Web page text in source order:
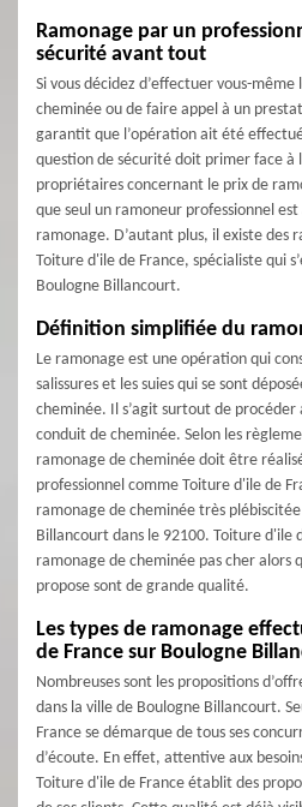
Ramonage par un
sécurité avant tout
Si vous décidez d’effectuer vous-
cheminée ou de faire appel à un
garantit que l’opération ait été
question de sécurité doit primer face à
propriétaires concernant le prix de
que seul un ramoneur professionnel
ramonage. D’autant plus, il existe des
Toiture d'ile de France, spécialiste qui
Boulogne Billancourt.
Définition simplifiée du
Le ramonage est une opération qui
salissures et les suies qui se sont
cheminée. Il s’agit surtout de
conduit de cheminée. Selon les
ramonage de cheminée doit être
professionnel comme Toiture d'ile de
ramonage de cheminée très
Billancourt dans le 92100. Toiture d'ile
ramonage de cheminée pas cher alors
propose sont de grande qualité.
Les types de ramonage
de France sur Boulogne
Nombreuses sont les propositions
dans la ville de Boulogne Billancourt.
France se démarque de tous ses
d’écoute. En effet, attentive aux
Toiture d'ile de France établit des